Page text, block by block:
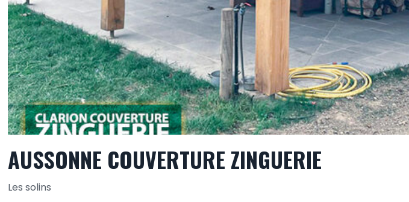
AUSSONNE COUVERTURE ZINGUERIE
Les solins